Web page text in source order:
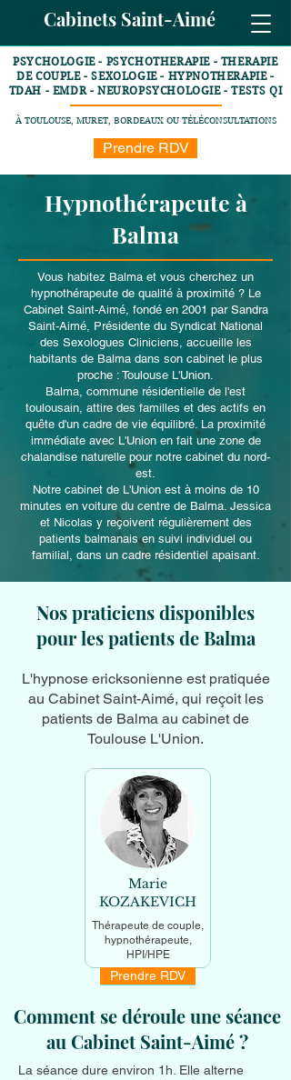
Cabinets Saint-Aimé
PSYCHOLOGIE - PSYCHOTHERAPIE - THERAPIE
DE COUPLE - SEXOLOGIE - HYPNOTHERAPIE -
TDAH - EMDR - NEUROPSYCHOLOGIE - TESTS QI
À TOULOUSE, MURET, BORDEAUX OU TÉLÉCONSULTATIONS
Prendre RDV
Hypnothérapeute à
Balma
Vous habitez Balma et vous cherchez un
hypnothérapeute de qualité à proximité ? Le
Cabinet Saint-Aimé, fondé en 2001 par Sandra
Saint-Aimé, Présidente du Syndicat National
des Sexologues Cliniciens, accueille les
habitants de Balma dans son cabinet le plus
proche : Toulouse L'Union.
Balma, commune résidentielle de l'est
toulousain, attire des familles et des actifs en
quête d'un cadre de vie équilibré. La proximité
immédiate avec L'Union en fait une zone de
chalandise naturelle pour notre cabinet du nord-
est.
Notre cabinet de L'Union est à moins de 10
minutes en voiture du centre de Balma. Jessica
et Nicolas y reçoivent régulièrement des
patients balmanais en suivi individuel ou
familial, dans un cadre résidentiel apaisant.
Nos praticiens disponibles
pour les patients de Balma
L'hypnose ericksonienne est pratiquée
au Cabinet Saint-Aimé, qui reçoit les
patients de Balma au cabinet de
Toulouse L'Union.
Marie
KOZAKEVICH
Thérapeute de couple,
hypnothérapeute,
HPI/HPE
En savoir +
Prendre RDV
Comment se déroule une séance
au Cabinet Saint-Aimé ?
La séance dure environ 1h. Elle alterne